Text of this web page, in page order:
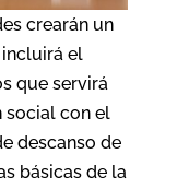
crearán un
el
que servirá
social con el
descanso de
básicas de la